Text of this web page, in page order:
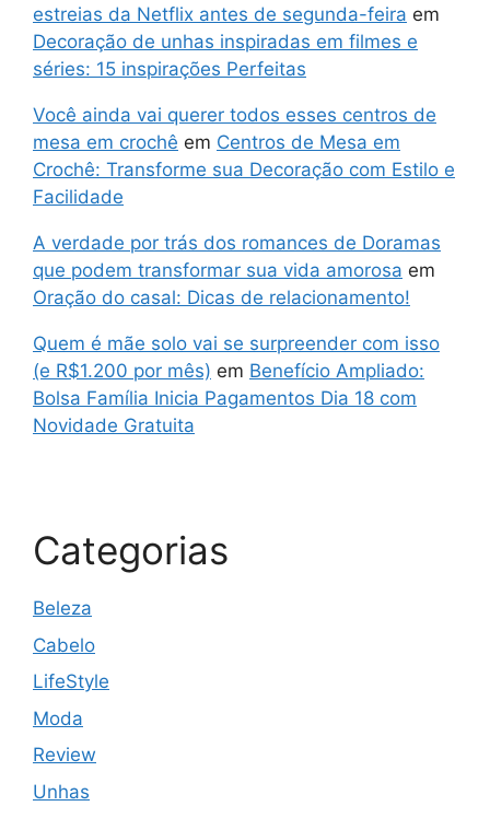
estreias da Netflix antes de segunda-feira em
Decoração de unhas inspiradas em filmes e
séries: 15 inspirações Perfeitas
Você ainda vai querer todos esses centros de
mesa em crochê em Centros de Mesa em
Crochê: Transforme sua Decoração com Estilo e
Facilidade
A verdade por trás dos romances de Doramas
que podem transformar sua vida amorosa em
Oração do casal: Dicas de relacionamento!
Quem é mãe solo vai se surpreender com isso
(e R$1.200 por mês) em Benefício Ampliado:
Bolsa Família Inicia Pagamentos Dia 18 com
Novidade Gratuita
Categorias
Beleza
Cabelo
LifeStyle
Moda
Review
Unhas